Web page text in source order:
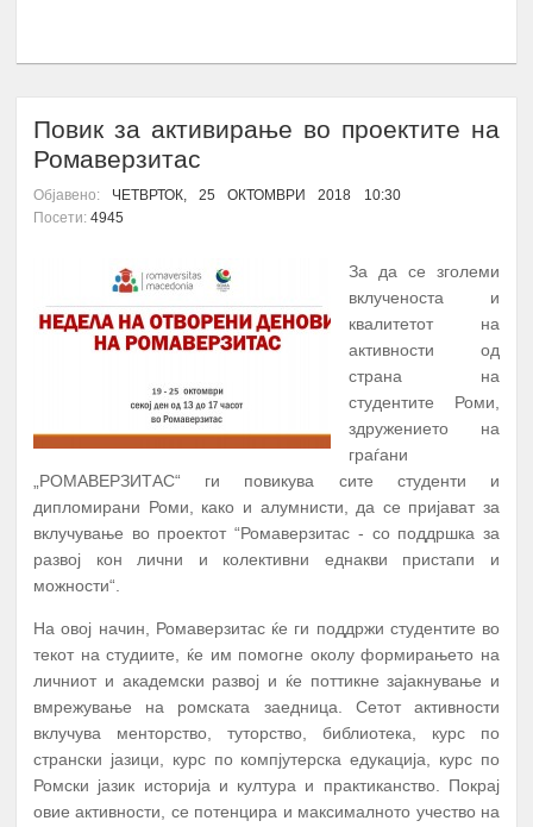
Повик за активирање во проектите на
Ромаверзитас
Објавено: ЧЕТВРТОК, 25 ОКТОМВРИ 2018 10:30
Посети: 4945
За да се зголеми
вклученоста и
квалитетот на
активности од
страна на
студентите Роми,
здружението на
граѓани
„РОМАВЕРЗИТАС“ ги повикува сите студенти и
дипломирани Роми, како и алумнисти, да се пријават за
вклучување во проектот “Ромаверзитас - со поддршка за
развој кон лични и колективни еднакви пристапи и
можности“.
На овој начин, Ромаверзитас ќе ги поддржи студентите во
текот на студиите, ќе им помогне околу формирањето на
личниот и академски развој и ќе поттикне зајакнување и
вмрежување на ромската заедница. Сетот активности
вклучува менторство, туторство, библиотека, курс по
странски јазици, курс по компјутерска едукација, курс по
Ромски јазик историја и култура и практиканство. Покрај
овие активности, се потенцира и максималното учество на